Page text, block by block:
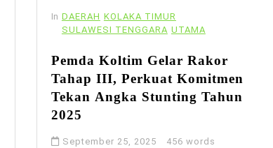
In DAERAH KOLAKA TIMUR
SULAWESI TENGGARA UTAMA
Pemda Koltim Gelar Rakor
Tahap III, Perkuat Komitmen
Tekan Angka Stunting Tahun
2025
September 25, 2025 456 words